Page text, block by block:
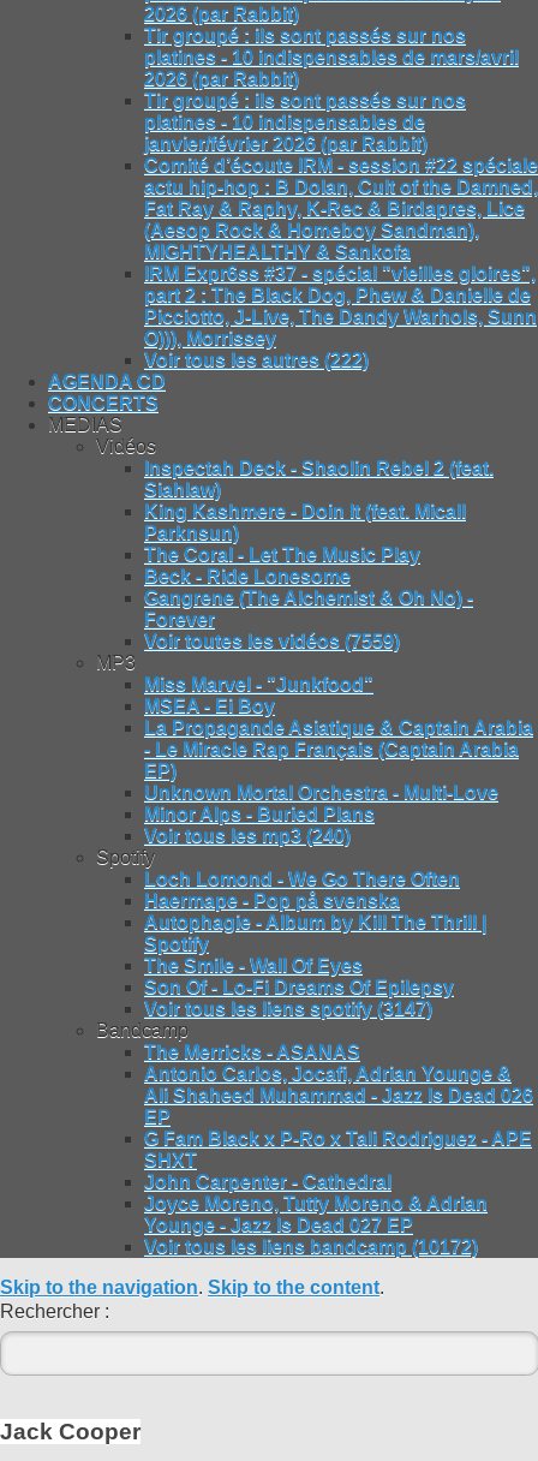
2026 (par Rabbit)
Tir groupé : ils sont passés sur nos
platines - 10 indispensables de mars/avril
2026 (par Rabbit)
Tir groupé : ils sont passés sur nos
platines - 10 indispensables de
janvier/février 2026 (par Rabbit)
Comité d’écoute IRM - session #22 spéciale
actu hip-hop : B Dolan, Cult of the Damned,
Fat Ray & Raphy, K-Rec & Birdapres, Lice
(Aesop Rock & Homeboy Sandman),
MIGHTYHEALTHY & Sankofa
IRM Expr6ss #37 - spécial "vieilles gloires",
part 2 : The Black Dog, Phew & Danielle de
Picciotto, J-Live, The Dandy Warhols, Sunn
O))), Morrissey
Voir tous les autres (222)
AGENDA CD
CONCERTS
MEDIAS
Vidéos
Inspectah Deck - Shaolin Rebel 2 (feat.
Siahlaw)
King Kashmere - Doin It (feat. Micall
Parknsun)
The Coral - Let The Music Play
Beck - Ride Lonesome
Gangrene (The Alchemist & Oh No) -
Forever
Voir toutes les vidéos (7559)
MP3
Miss Marvel - "Junkfood"
MSEA - Ei Boy
La Propagande Asiatique & Captain Arabia
- Le Miracle Rap Français (Captain Arabia
EP)
Unknown Mortal Orchestra - Multi-Love
Minor Alps - Buried Plans
Voir tous les mp3 (240)
Spotify
Loch Lomond - We Go There Often
Haermape - Pop på svenska
Autophagie - Album by Kill The Thrill |
Spotify
The Smile - Wall Of Eyes
Son Of - Lo-Fi Dreams Of Epilepsy
Voir tous les liens spotify (3147)
Bandcamp
The Merricks - ASANAS
Antonio Carlos, Jocafi, Adrian Younge &
Ali Shaheed Muhammad - Jazz Is Dead 026
EP
G Fam Black x P-Ro x Tali Rodriguez - APE
SHXT
John Carpenter - Cathedral
Joyce Moreno, Tutty Moreno & Adrian
Younge - Jazz Is Dead 027 EP
Voir tous les liens bandcamp (10172)
Skip to the navigation. Skip to the content.
Rechercher :
Jack Cooper